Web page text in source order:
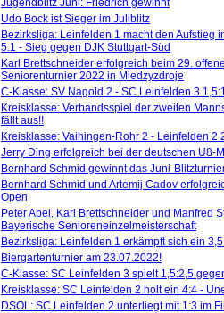
Jugendblitz Juni: Friedrich gewinnt
Udo Bock ist Sieger im Juliblitz
Bezirksliga: Leinfelden 1 macht den Aufstieg
5:1 - Sieg gegen DJK Stuttgart-Süd
Karl Brettschneider erfolgreich beim 29.
Seniorenturnier 2022 in Miedzyzdroje
C-Klasse: SV Nagold 2 - SC Leinfelden 3
Kreisklasse: Verbandsspiel der zweiten
fällt aus!!
Kreisklasse: Vaihingen-Rohr 2 - Leinfelden 2
Jerry Ding erfolgreich bei der deutschen U8-
Bernhard Schmid gewinnt das Juni-
Bernhard Schmid und Artemij Cadov
Open
Peter Abel, Karl Brettschneider und Manfred
Bayerische Senioreneinzelmeisterschaft
Bezirksliga: Leinfelden 1 erkämpft sich ein
Biergartenturnier am 23.07.2022!
C-Klasse: SC Leinfelden 3 spielt 1,5:2,5
Kreisklasse: SC Leinfelden 2 holt ein 4:4 -
DSOL: SC Leinfelden 2 unterliegt mit 1:3 im